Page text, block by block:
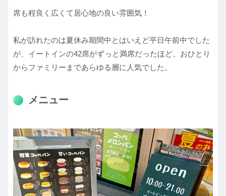
席も程良く広くて居心地の良い雰囲気！
私が訪れたのは夏休み期間中とはいえど平日午前中でした
が、イートインの42席がずっと満席だったほど、おひとり
からファミリーまであらゆる層に人気でした。
メニュー